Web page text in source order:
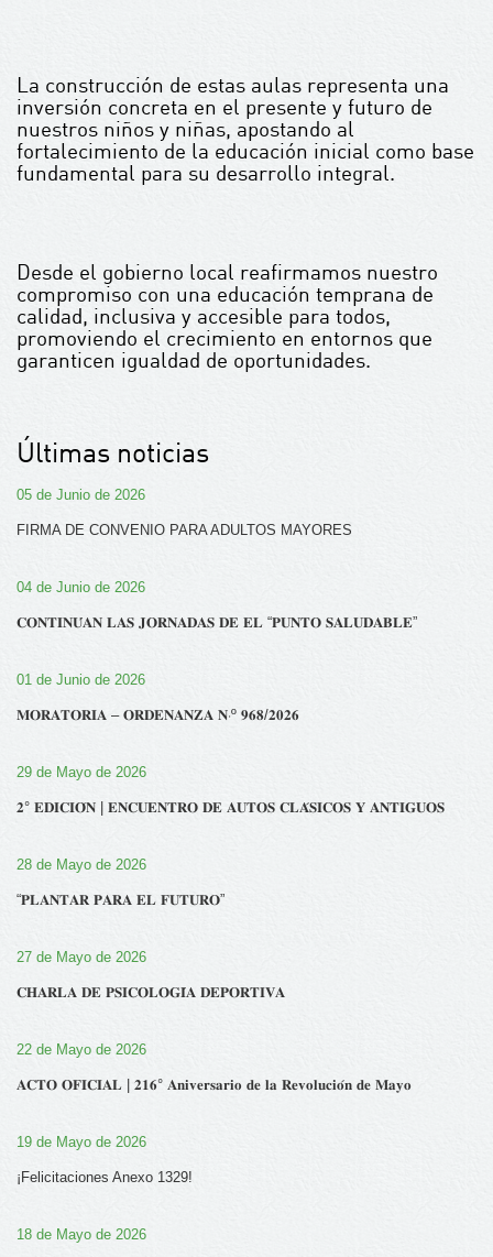
La construcción de estas aulas representa una
inversión concreta en el presente y futuro de
nuestros niños y niñas, apostando al
fortalecimiento de la educación inicial como base
fundamental para su desarrollo integral.
Desde el gobierno local reafirmamos nuestro
compromiso con una educación temprana de
calidad, inclusiva y accesible para todos,
promoviendo el crecimiento en entornos que
garanticen igualdad de oportunidades.
Últimas noticias
05 de Junio de 2026
FIRMA DE CONVENIO PARA ADULTOS MAYORES
04 de Junio de 2026
𝐂𝐎𝐍𝐓𝐈𝐍𝐔́𝐀𝐍 𝐋𝐀𝐒 𝐉𝐎𝐑𝐍𝐀𝐃𝐀𝐒 𝐃𝐄 𝐄𝐋 “𝐏𝐔𝐍𝐓𝐎 𝐒𝐀𝐋𝐔𝐃𝐀𝐁𝐋𝐄”
01 de Junio de 2026
𝐌𝐎𝐑𝐀𝐓𝐎𝐑𝐈𝐀 – 𝐎𝐑𝐃𝐄𝐍𝐀𝐍𝐙𝐀 𝐍‧º 𝟗𝟔𝟖/𝟐𝟎𝟐𝟔
29 de Mayo de 2026
𝟐° 𝐄𝐃𝐈𝐂𝐈𝐎́𝐍 | 𝐄𝐍𝐂𝐔𝐄𝐍𝐓𝐑𝐎 𝐃𝐄 𝐀𝐔𝐓𝐎𝐒 𝐂𝐋𝐀́𝐒𝐈𝐂𝐎𝐒 𝐘 𝐀𝐍𝐓𝐈𝐆𝐔𝐎𝐒
28 de Mayo de 2026
“𝐏𝐋𝐀𝐍𝐓𝐀𝐑 𝐏𝐀𝐑𝐀 𝐄𝐋 𝐅𝐔𝐓𝐔𝐑𝐎”
27 de Mayo de 2026
𝐂𝐇𝐀𝐑𝐋𝐀 𝐃𝐄 𝐏𝐒𝐈𝐂𝐎𝐋𝐎𝐆𝐈́𝐀 𝐃𝐄𝐏𝐎𝐑𝐓𝐈𝐕𝐀
22 de Mayo de 2026
𝐀𝐂𝐓𝐎 𝐎𝐅𝐈𝐂𝐈𝐀𝐋 | 𝟐𝟏𝟔° 𝐀𝐧𝐢𝐯𝐞𝐫𝐬𝐚𝐫𝐢𝐨 𝐝𝐞 𝐥𝐚 𝐑𝐞𝐯𝐨𝐥𝐮𝐜𝐢𝐨́𝐧 𝐝𝐞 𝐌𝐚𝐲𝐨
19 de Mayo de 2026
¡Felicitaciones Anexo 1329!
18 de Mayo de 2026